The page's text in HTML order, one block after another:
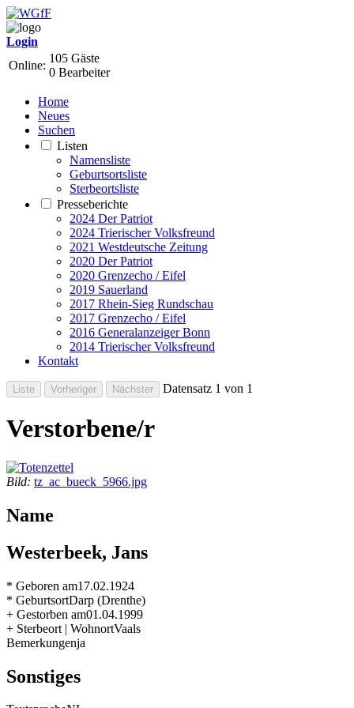
Login
Online:
105 Gäste
0 Bearbeiter
Home
Neues
Suchen
Listen
Namensliste
Geburtsortsliste
Sterbeortsliste
Presseberichte
2024 Der Patriot
2024 Trierischer Volksfreund
2021 Westdeutsche Zeitung
2020 Der Patriot
2020 Grenzecho / Eifel
2019 Sauerland
2017 Rhein-Sieg Rundschau
2017 Grenzecho / Eifel
2016 Generalanzeiger Bonn
2014 Trierischer Volksfreund
Kontakt
Datensatz 1 von 1
Verstorbene/r
Bild: tz_ac_bueck_5966.jpg
Name
Westerbeek, Jans
* Geboren am17.02.1924
* GeburtsortDarp (Drenthe)
+ Gestorben am01.04.1999
+ Sterbeort | WohnortVaals
Bemerkungenja
Sonstiges